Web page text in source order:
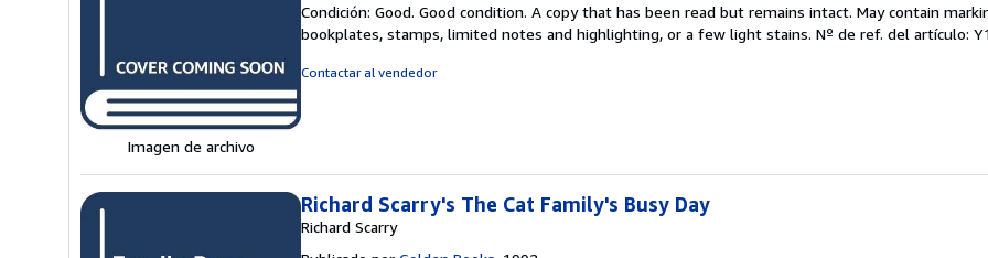
Imagen de archivo
vendedor:
5
Condición: Good. Good condition. A copy that has been read but remains intact. May contain
bookplates, stamps, limited notes and highlighting, or a few light stains. Nº de ref. del artículo:
Contactar al vendedor
Richard Scarry's The Cat Family's Busy Day
Richard Scarry